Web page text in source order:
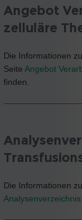
Angebot
zelluläre
Die Informationen
Seite Angebot
finden.
Die Informationen